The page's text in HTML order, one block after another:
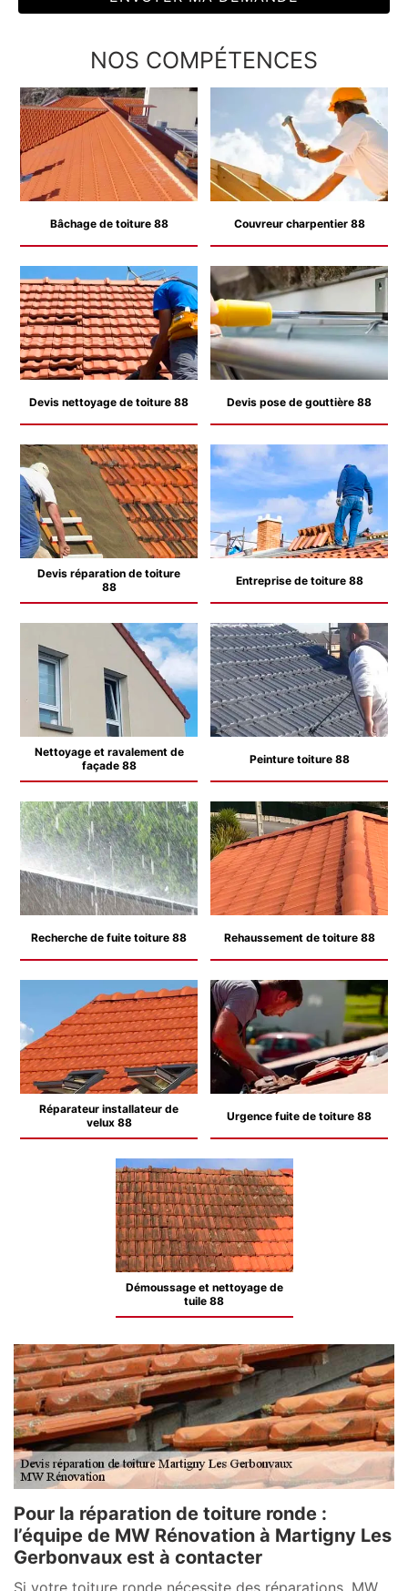
NOS COMPÉTENCES
Bâchage de toiture 88 Couvreur charpentier 88
Devis nettoyage de toiture 88 Devis pose de gouttière 88
Devis réparation de toiture
88
Entreprise de toiture 88
Nettoyage et ravalement de
façade 88
Peinture toiture 88
Recherche de fuite toiture 88 Rehaussement de toiture 88
Réparateur installateur de
velux 88
Urgence fuite de toiture 88
Démoussage et nettoyage de
tuile 88
Pour la réparation de toiture ronde :
l’équipe de MW Rénovation à Martigny Les
Gerbonvaux est à contacter
Si votre toiture ronde nécessite des réparations, MW